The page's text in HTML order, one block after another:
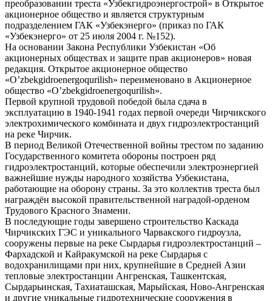
преобразовании треста «Узбекгидроэнергострой» в Открытое
акционерное общество и является структурным
подразделением ГАК «Узбекэнерго» (приказ по ГАК
«Узбекэнерго» от 25 июля 2004 г. №152).
На основании Закона Республики Узбекистан «Об
акционерных обществах и защите прав акционеров» новая
редакция. Открытое акционерное общество
«O’zbekgidroenergoqurilish» переименовано в Акционерное
общество «O’zbekgidroenergoqurilish».
Первой крупной трудовой победой была сдача в
эксплуатацию в 1940-1941 годах первой очереди Чирчикского
электрохимического комбината и двух гидроэлектростанций
на реке Чирчик.
В период Великой Отечественной войны трестом по заданию
Государственного комитета обороны построен ряд
гидроэлектростанций, которые обеспечили электроэнергией
важнейшие нужды народного хозяйства Узбекистана,
работающие на оборону страны. За это коллектив треста был
награждён высокой правительственной наградой-орденом
Трудового Красного Знамени.
В последующие годы завершено строительство Каскада
Чирчикских ГЭС и уникального Чарвакского гидроузла,
сооружены первые на реке Сырдарья гидроэлектростанций –
Фархадской и Кайракумской на реке Сырдарья с
водохранилищами при них, крупнейшие в Средней Азии
тепловые электростанции Ангренская, Ташкентская,
Сырдарьинская, Тахиаташская, Марыйская, Ново-Ангренская
и другие уникальные гидротехнические сооружения в